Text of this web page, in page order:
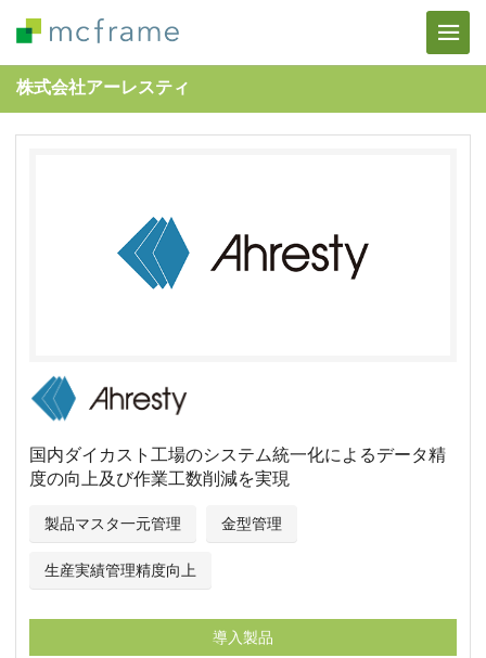
株式会社アーレスティ
国内ダイカスト工場のシステム統一化によるデータ精
度の向上及び作業工数削減を実現
製品マスタ一元管理 金型管理
生産実績管理精度向上
導入製品